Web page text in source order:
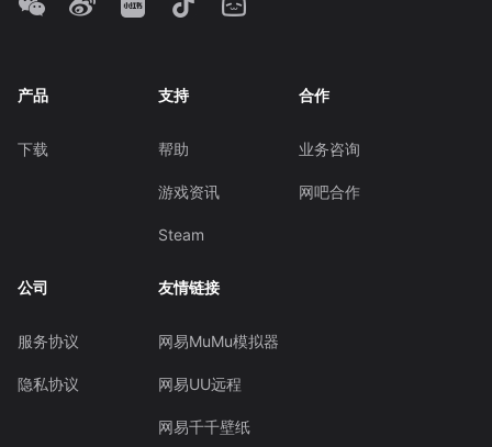
产品
下载
支持
帮助
游戏资讯
Steam
合作
业务咨询
网吧合作
公司
服务协议
隐私协议
友情链接
网易MuMu模拟器
网易UU远程
网易千千壁纸